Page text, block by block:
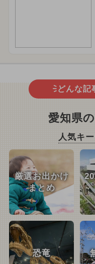
どんな記
愛知県
人気キ
厳選お出かけ
まとめ
恐竜